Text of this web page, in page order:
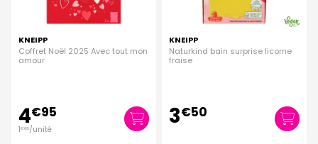
KNEIPP
Coffret Noël 2025 Avec tout mon
amour
4€95
1€65/unité
KNEIPP
Naturkind bain surprise licorne
fraise
3€50